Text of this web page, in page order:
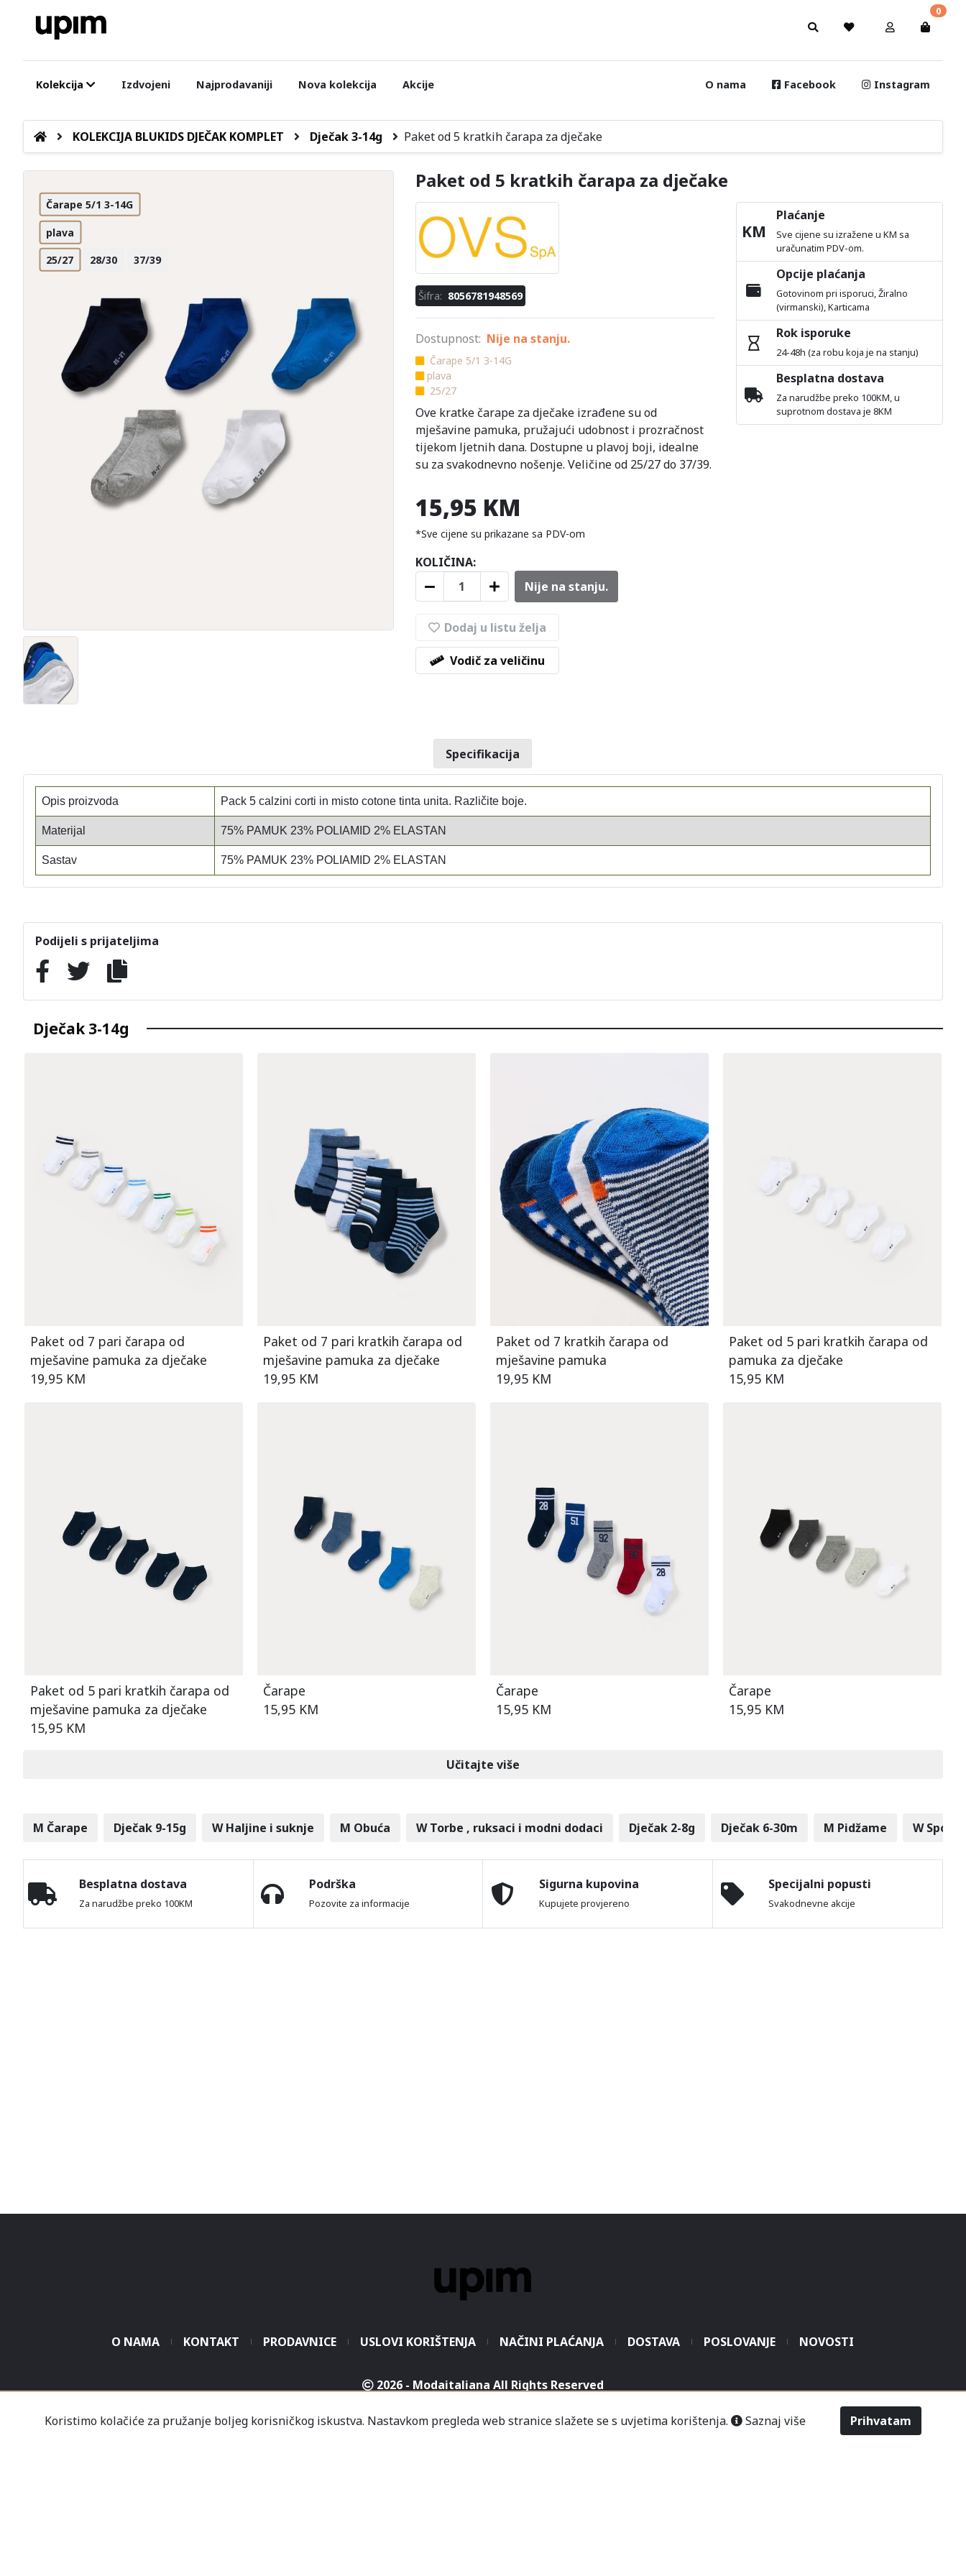
Koristimo kolačiće za pružanje boljeg korisničkog iskustva. Nastavkom pregleda web stranice slažete se s uvjetima korištenja. Saznaj više Prihvatam
0
Kolekcija Izdvojeni Najprodavaniji Nova kolekcija Akcije O nama Facebook Instagram
KOLEKCIJA BLUKIDS DJEČAK KOMPLET Dječak 3-14g Paket od 5 kratkih čarapa za dječake
Čarape 5/1 3-14G
plava
25/27 28/30 37/39
Paket od 5 kratkih čarapa za dječake
Šifra: 8056781948569
Dostupnost: Nije na stanju.
Čarape 5/1 3-14G
plava
25/27
Ove kratke čarape za dječake izrađene su od
mješavine pamuka, pružajući udobnost i prozračnost
tijekom ljetnih dana. Dostupne u plavoj boji, idealne
su za svakodnevno nošenje. Veličine od 25/27 do 37/39.
15,95 KM
*Sve cijene su prikazane sa PDV-om
KOLIČINA:
Nije na stanju.
Dodaj u listu želja
Vodič za veličinu
KM
Plaćanje
Sve cijene su izražene u KM sa
uračunatim PDV-om.
Opcije plaćanja
Gotovinom pri isporuci, Žiralno
(virmanski), Karticama
Rok isporuke
24-48h (za robu koja je na stanju)
Besplatna dostava
Za narudžbe preko 100KM, u
suprotnom dostava je 8KM
Specifikacija
Opis proizvoda Pack 5 calzini corti in misto cotone tinta unita. Različite boje.
Materijal 75% PAMUK 23% POLIAMID 2% ELASTAN
Sastav 75% PAMUK 23% POLIAMID 2% ELASTAN
Podijeli s prijateljima
Dječak 3-14g
Paket od 7 pari čarapa od
mješavine pamuka za dječake
19,95 KM
Paket od 7 pari kratkih čarapa od
mješavine pamuka za dječake
19,95 KM
Paket od 7 kratkih čarapa od
mješavine pamuka
19,95 KM
Paket od 5 pari kratkih čarapa od
pamuka za dječake
15,95 KM
Paket od 5 pari kratkih čarapa od
mješavine pamuka za dječake
15,95 KM
Čarape
15,95 KM
Čarape
15,95 KM
Čarape
15,95 KM
Učitajte više
M Čarape Dječak 9-15g W Haljine i suknje M Obuća W Torbe , ruksaci i modni dodaci Dječak 2-8g Dječak 6-30m M Pidžame W
Besplatna dostava
Za narudžbe preko 100KM
Podrška
Pozovite za informacije
Sigurna kupovina
Kupujete provjereno
Specijalni popusti
Svakodnevne akcije
O NAMA KONTAKT PRODAVNICE USLOVI KORIŠTENJA NAČINI PLAĆANJA DOSTAVA POSLOVANJE NOVOSTI
2026 - Modaitaliana All Rights Reserved
Tvrtka Mališić MP d.o.o. - Sjedište poduzeća je unutar Prodajnog centra „Mališić“ Čitluk-Međugorje.